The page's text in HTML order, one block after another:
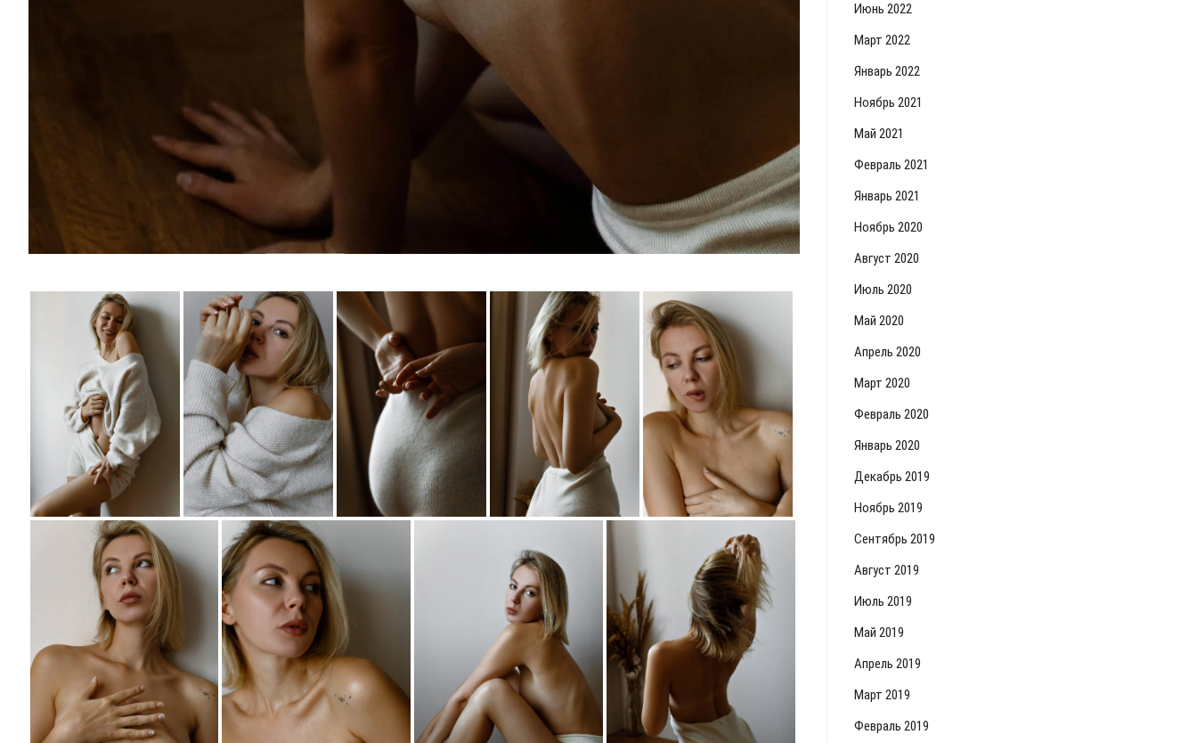
Июнь 2022
Март 2022
Январь 2022
Ноябрь 2021
Май 2021
Февраль 2021
Январь 2021
Ноябрь 2020
Август 2020
Июль 2020
Май 2020
Апрель 2020
Март 2020
Февраль 2020
Январь 2020
Декабрь 2019
Ноябрь 2019
Сентябрь 2019
Август 2019
Июль 2019
Май 2019
Апрель 2019
Март 2019
Февраль 2019